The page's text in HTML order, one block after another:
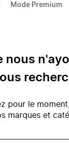
Mode Premium
nous
pour le
marques et